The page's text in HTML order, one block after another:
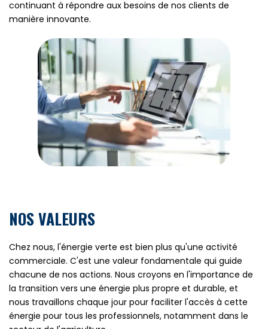
continuant à répondre aux besoins de nos clients de
manière innovante.
NOS VALEURS
Chez nous, l'énergie verte est bien plus qu'une activité
commerciale. C'est une valeur fondamentale qui guide
chacune de nos actions. Nous croyons en l'importance de
la transition vers une énergie plus propre et durable, et
nous travaillons chaque jour pour faciliter l'accès à cette
énergie pour tous les professionnels, notamment dans le